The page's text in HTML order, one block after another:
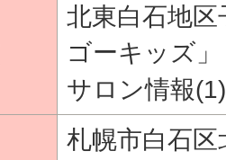
北東白石地
ゴーキッズ」
サロン情報
札幌市白石